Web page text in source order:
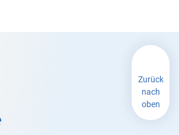
Zurück
nach
oben